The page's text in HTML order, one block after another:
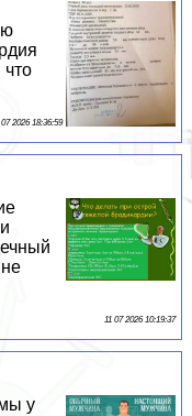
2026 18:36:59
11 07 2026 10:19:37
у